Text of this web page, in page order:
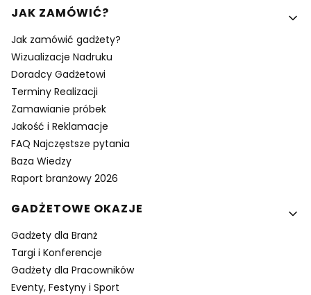
Linki w stopce
JAK ZAMÓWIĆ?
Jak zamówić gadżety?
Wizualizacje Nadruku
Doradcy Gadżetowi
Terminy Realizacji
Zamawianie próbek
Jakość i Reklamacje
FAQ Najczęstsze pytania
Baza Wiedzy
Raport branżowy 2026
GADŻETOWE OKAZJE
Gadżety dla Branż
Targi i Konferencje
Gadżety dla Pracowników
Eventy, Festyny i Sport